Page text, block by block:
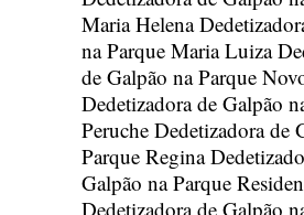
Maria Helena
na Parque Maria Luiza
de Galpão na Parque
Dedetizadora de Galpão
Peruche Dedetizadora de
Parque Regina
Galpão na Parque
Dedetizadora de Galpão